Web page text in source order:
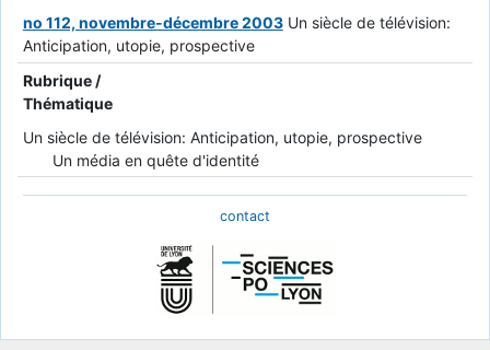
no 112, novembre-décembre 2003 Un siècle de télévision:
Anticipation, utopie, prospective
Rubrique /
Thématique
Un siècle de télévision: Anticipation, utopie, prospective
Un média en quête d'identité
contact